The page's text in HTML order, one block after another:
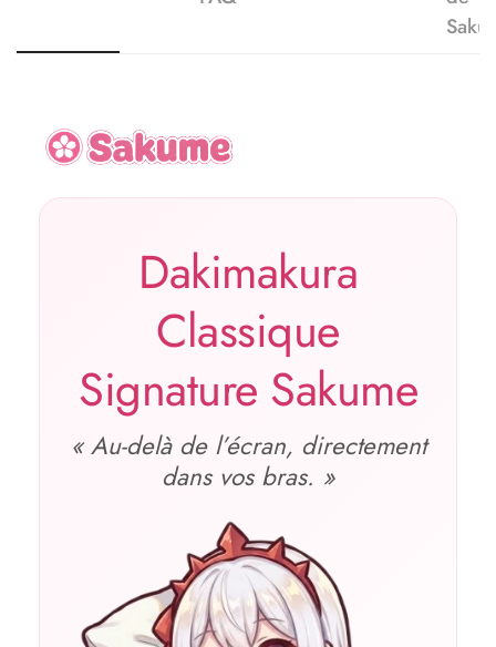
Dakimakura
Classique
Signature Sakume
« Au‑delà de l’écran, directement
dans vos bras. »